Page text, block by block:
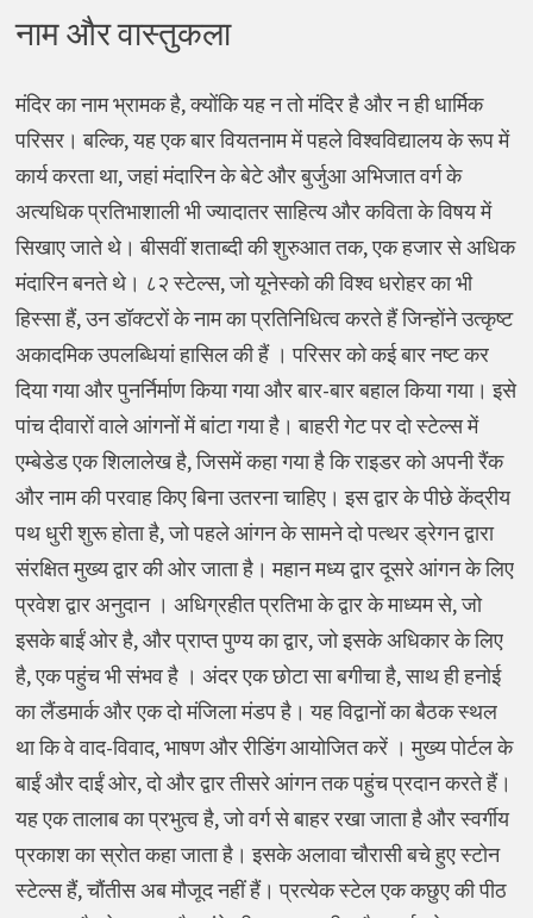
नाम और वास्तुकला
मंदिर का नाम भ्रामक है, क्योंकि यह न तो मंदिर है और न ही धार्मिक
परिसर। बल्कि, यह एक बार वियतनाम में पहले विश्वविद्यालय के रूप में
कार्य करता था, जहां मंदारिन के बेटे और बुर्जुआ अभिजात वर्ग के
अत्यधिक प्रतिभाशाली भी ज्यादातर साहित्य और कविता के विषय में
सिखाए जाते थे। बीसवीं शताब्दी की शुरुआत तक, एक हजार से अधिक
मंदारिन बनते थे। ८२ स्टेल्स, जो यूनेस्को की विश्व धरोहर का भी
हिस्सा हैं, उन डॉक्टरों के नाम का प्रतिनिधित्व करते हैं जिन्होंने उत्कृष्ट
अकादमिक उपलब्धियां हासिल की हैं । परिसर को कई बार नष्ट कर
दिया गया और पुनर्निर्माण किया गया और बार-बार बहाल किया गया। इसे
पांच दीवारों वाले आंगनों में बांटा गया है। बाहरी गेट पर दो स्टेल्स में
एम्बेडेड एक शिलालेख है, जिसमें कहा गया है कि राइडर को अपनी रैंक
और नाम की परवाह किए बिना उतरना चाहिए। इस द्वार के पीछे केंद्रीय
पथ धुरी शुरू होता है, जो पहले आंगन के सामने दो पत्थर ड्रेगन द्वारा
संरक्षित मुख्य द्वार की ओर जाता है। महान मध्य द्वार दूसरे आंगन के लिए
प्रवेश द्वार अनुदान । अधिग्रहीत प्रतिभा के द्वार के माध्यम से, जो
इसके बाईं ओर है, और प्राप्त पुण्य का द्वार, जो इसके अधिकार के लिए
है, एक पहुंच भी संभव है । अंदर एक छोटा सा बगीचा है, साथ ही हनोई
का लैंडमार्क और एक दो मंजिला मंडप है। यह विद्वानों का बैठक स्थल
था कि वे वाद-विवाद, भाषण और रीडिंग आयोजित करें । मुख्य पोर्टल के
बाईं और दाईं ओर, दो और द्वार तीसरे आंगन तक पहुंच प्रदान करते हैं।
यह एक तालाब का प्रभुत्व है, जो वर्ग से बाहर रखा जाता है और स्वर्गीय
प्रकाश का स्रोत कहा जाता है। इसके अलावा चौरासी बचे हुए स्टोन
स्टेल्स हैं, चौंतीस अब मौजूद नहीं हैं। प्रत्येक स्टेल एक कछुए की पीठ